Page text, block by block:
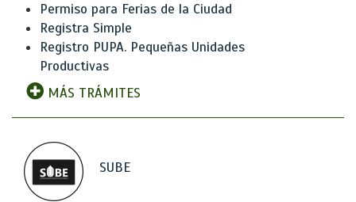
Permiso para Ferias de la Ciudad
Registra Simple
Registro PUPA. Pequeñas Unidades
Productivas
MÁS TRÁMITES
SUBE